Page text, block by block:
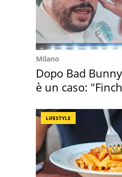
Milano
Dopo Bad
è un caso:
LIFESTYLE